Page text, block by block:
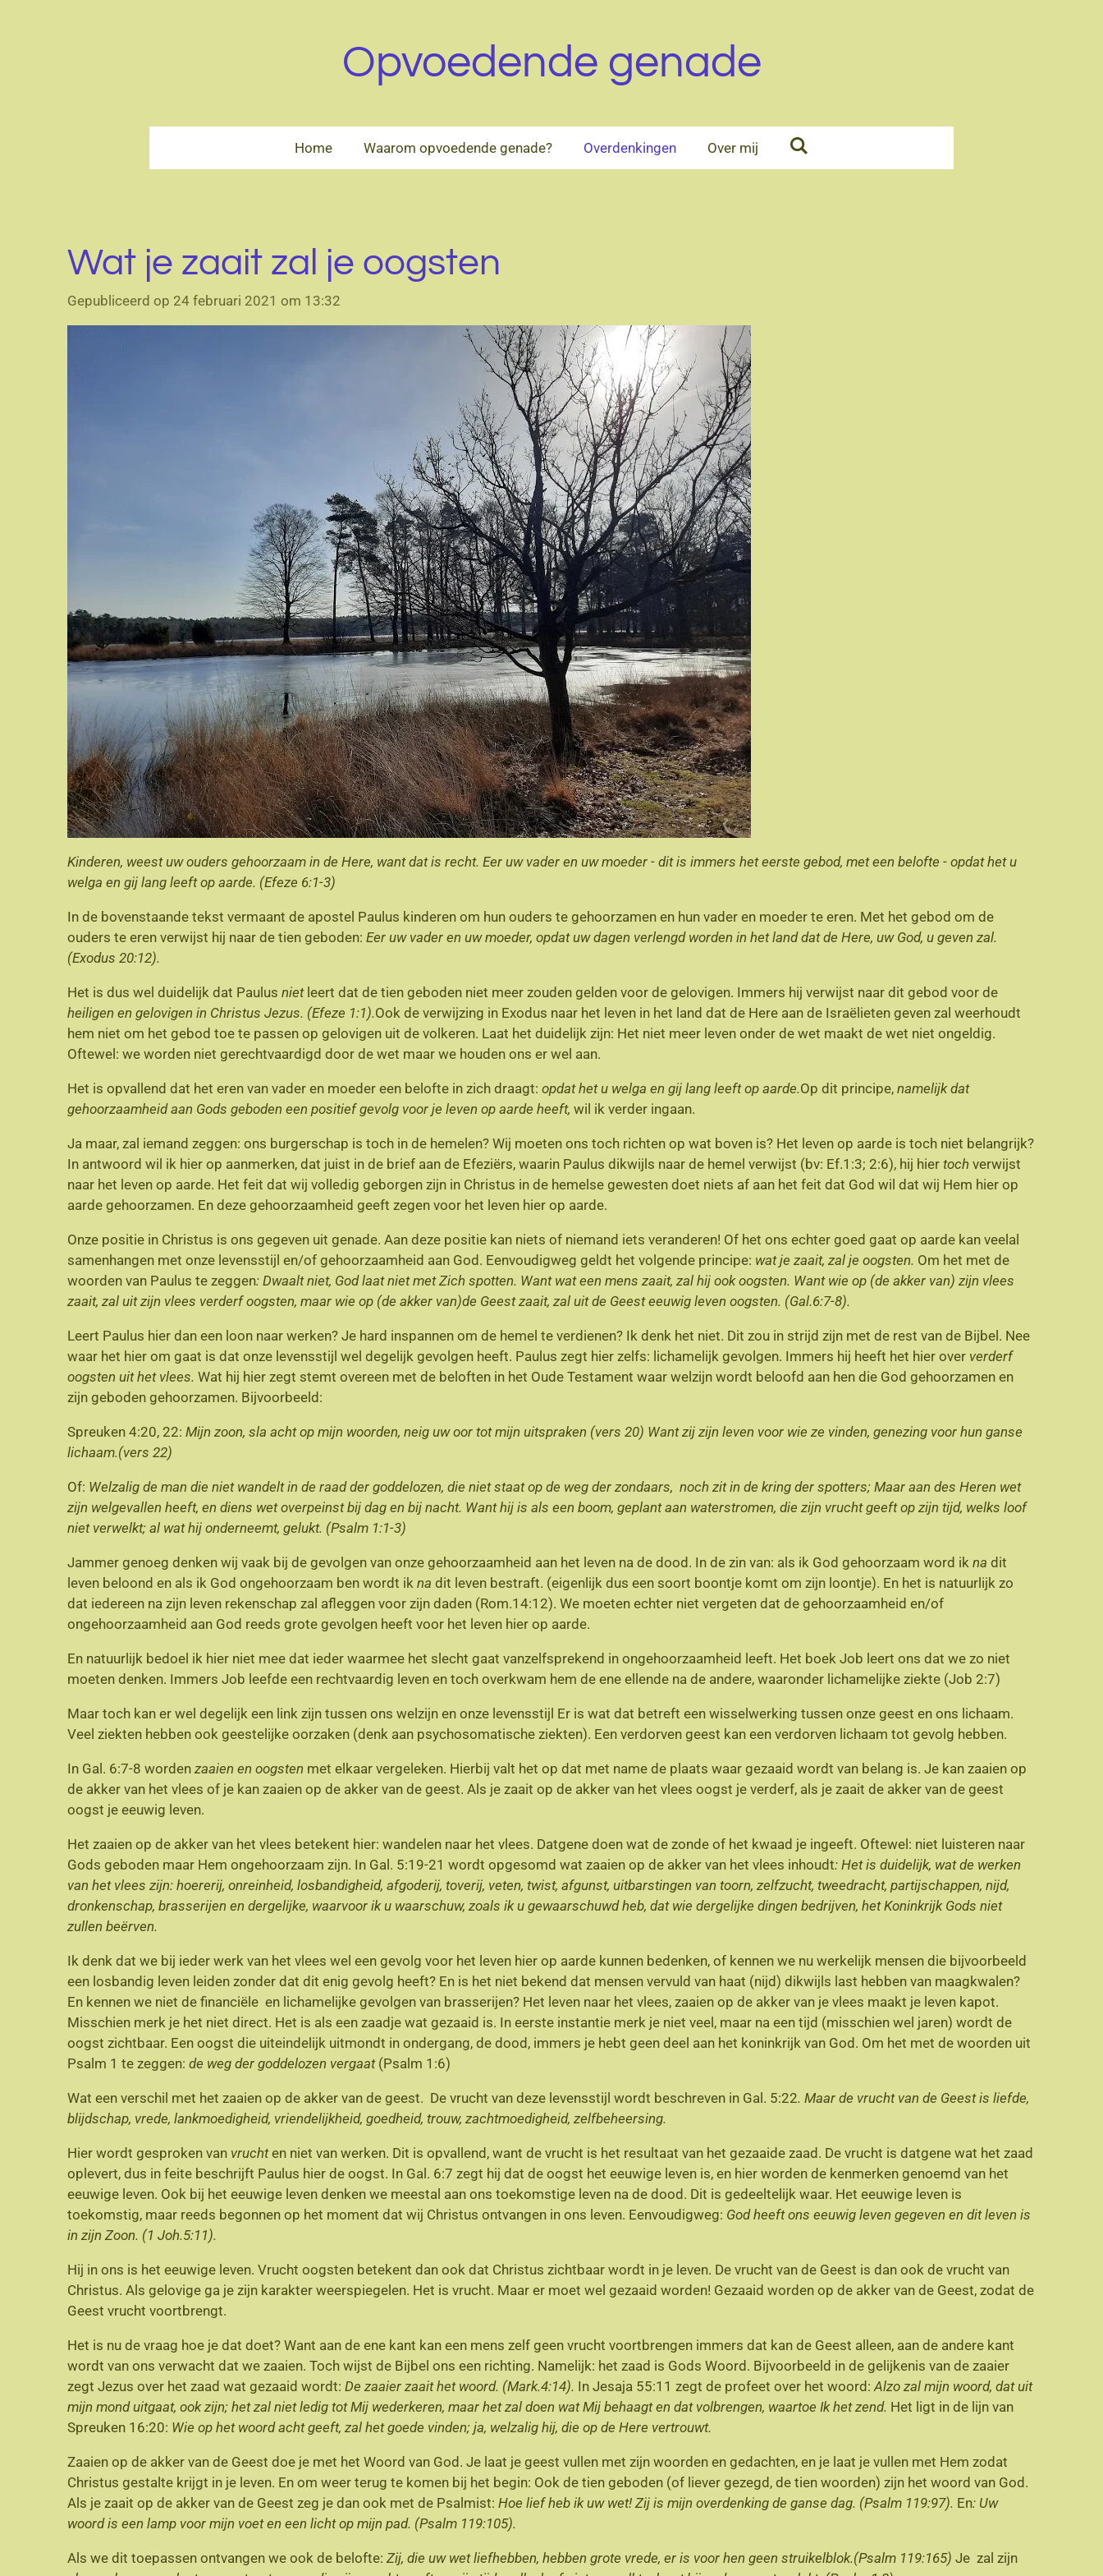
Opvoedende genade
Home Waarom opvoedende genade? Overdenkingen Over mij
Wat je zaait zal je oogsten
Gepubliceerd op 24 februari 2021 om 13:32
Kinderen, weest uw ouders gehoorzaam in de Here, want dat is recht. Eer uw vader en uw moeder - dit is immers het eerste gebod, met een belofte - opdat het u
welga en gij lang leeft op aarde. (Efeze 6:1-3)
In de bovenstaande tekst vermaant de apostel Paulus kinderen om hun ouders te gehoorzamen en hun vader en moeder te eren. Met het gebod om de
ouders te eren verwijst hij naar de tien geboden: Eer uw vader en uw moeder, opdat uw dagen verlengd worden in het land dat de Here, uw God, u geven zal.
(Exodus 20:12).
Het is dus wel duidelijk dat Paulus nietleert dat de tien geboden niet meer zouden gelden voor de gelovigen. Immers hij verwijst naar dit gebod voor de
heiligen en gelovigen in Christus Jezus. (Efeze 1:1).Ook de verwijzing in Exodus naar het leven in het land dat de Here aan de Israëlieten geven zal weerhoudt
hem niet om het gebod toe te passen op gelovigen uit de volkeren. Laat het duidelijk zijn: Het niet meer leven onder de wet maakt de wet niet ongeldig.
Oftewel: we worden niet gerechtvaardigd door de wet maar we houden ons er wel aan.
Het is opvallend dat het eren van vader en moeder een belofte in zich draagt: opdat het u welga en gij lang leeft op aarde.Op dit principe, namelijk dat
gehoorzaamheid aan Gods geboden een positief gevolg voor je leven op aarde heeft, wil ik verder ingaan.
Ja maar, zal iemand zeggen: ons burgerschap is toch in de hemelen? Wij moeten ons toch richten op wat boven is? Het leven op aarde is toch niet belangrijk?
In antwoord wil ik hier op aanmerken, dat juist in de brief aan de Efeziërs, waarin Paulus dikwijls naar de hemel verwijst (bv: Ef.1:3; 2:6), hij hier toch verwijst
naar het leven op aarde. Het feit dat wij volledig geborgen zijn in Christus in de hemelse gewesten doet niets af aan het feit dat God wil dat wij Hem hier op
aarde gehoorzamen. En deze gehoorzaamheid geeft zegen voor het leven hier op aarde.
Onze positie in Christus is ons gegeven uit genade. Aan deze positie kan niets of niemand iets veranderen! Of het ons echter goed gaat op aarde kan veelal
samenhangen met onze levensstijl en/of gehoorzaamheid aan God. Eenvoudigweg geldt het volgende principe: wat je zaait, zal je oogsten. Om het met de
woorden van Paulus te zeggen: Dwaalt niet, God laat niet met Zich spotten. Want wat een mens zaait, zal hij ook oogsten. Want wie op (de akker van) zijn vlees
zaait, zal uit zijn vlees verderf oogsten, maar wie op (de akker van)de Geest zaait, zal uit de Geest eeuwig leven oogsten. (Gal.6:7-8).
Leert Paulus hier dan een loon naar werken? Je hard inspannen om de hemel te verdienen? Ik denk het niet. Dit zou in strijd zijn met de rest van de Bijbel. Nee
waar het hier om gaat is dat onze levensstijl wel degelijk gevolgen heeft. Paulus zegt hier zelfs: lichamelijk gevolgen. Immers hij heeft het hier over verderf
oogsten uit het vlees. Wat hij hier zegt stemt overeen met de beloften in het Oude Testament waar welzijn wordt beloofd aan hen die God gehoorzamen en
zijn geboden gehoorzamen. Bijvoorbeeld:
Spreuken 4:20, 22: Mijn zoon, sla acht op mijn woorden, neig uw oor tot mijn uitspraken (vers 20) Want zij zijn leven voor wie ze vinden, genezing voor hun ganse
lichaam.(vers 22)
Of: Welzalig de man die niet wandelt in de raad der goddelozen, die niet staat op de weg der zondaars, noch zit in de kring der spotters; Maar aan des Heren wet
zijn welgevallen heeft, en diens wet overpeinst bij dag en bij nacht. Want hij is als een boom, geplant aan waterstromen, die zijn vrucht geeft op zijn tijd, welks loof
niet verwelkt; al wat hij onderneemt, gelukt. (Psalm 1:1-3)
Jammer genoeg denken wij vaak bij de gevolgen van onze gehoorzaamheid aan het leven na de dood. In de zin van: als ik God gehoorzaam word ik na dit
leven beloond en als ik God ongehoorzaam ben wordt ik na dit leven bestraft. (eigenlijk dus een soort boontje komt om zijn loontje). En het is natuurlijk zo
dat iedereen na zijn leven rekenschap zal afleggen voor zijn daden (Rom.14:12). We moeten echter niet vergeten dat de gehoorzaamheid en/of
ongehoorzaamheid aan God reeds grote gevolgen heeft voor het leven hier op aarde.
En natuurlijk bedoel ik hier niet mee dat ieder waarmee het slecht gaat vanzelfsprekend in ongehoorzaamheid leeft. Het boek Job leert ons dat we zo niet
moeten denken. Immers Job leefde een rechtvaardig leven en toch overkwam hem de ene ellende na de andere, waaronder lichamelijke ziekte (Job 2:7)
Maar toch kan er wel degelijk een link zijn tussen ons welzijn en onze levensstijl Er is wat dat betreft een wisselwerking tussen onze geest en ons lichaam.
Veel ziekten hebben ook geestelijke oorzaken (denk aan psychosomatische ziekten). Een verdorven geest kan een verdorven lichaam tot gevolg hebben.
In Gal. 6:7-8 worden zaaien en oogsten met elkaar vergeleken. Hierbij valt het op dat met name de plaats waar gezaaid wordt van belang is. Je kan zaaien op
de akker van het vlees of je kan zaaien op de akker van de geest. Als je zaait op de akker van het vlees oogst je verderf, als je zaait de akker van de geest
oogst je eeuwig leven.
Het zaaien op de akker van het vlees betekent hier: wandelen naar het vlees. Datgene doen wat de zonde of het kwaad je ingeeft. Oftewel: niet luisteren naar
Gods geboden maar Hem ongehoorzaam zijn. In Gal. 5:19-21 wordt opgesomd wat zaaien op de akker van het vlees inhoudt: Het is duidelijk, wat de werken
van het vlees zijn: hoererij, onreinheid, losbandigheid, afgoderij, toverij, veten, twist, afgunst, uitbarstingen van toorn, zelfzucht, tweedracht, partijschappen, nijd,
dronkenschap, brasserijen en dergelijke, waarvoor ik u waarschuw, zoals ik u gewaarschuwd heb, dat wie dergelijke dingen bedrijven, het Koninkrijk Gods niet
zullen beërven.
Ik denk dat we bij ieder werk van het vlees wel een gevolg voor het leven hier op aarde kunnen bedenken, of kennen we nu werkelijk mensen die bijvoorbeeld
een losbandig leven leiden zonder dat dit enig gevolg heeft? En is het niet bekend dat mensen vervuld van haat (nijd) dikwijls last hebben van maagkwalen?
En kennen we niet de financiële en lichamelijke gevolgen van brasserijen? Het leven naar het vlees, zaaien op de akker van je vlees maakt je leven kapot.
Misschien merk je het niet direct. Het is als een zaadje wat gezaaid is. In eerste instantie merk je niet veel, maar na een tijd (misschien wel jaren) wordt de
oogst zichtbaar. Een oogst die uiteindelijk uitmondt in ondergang, de dood, immers je hebt geen deel aan het koninkrijk van God. Om het met de woorden uit
Psalm 1 te zeggen: de weg der goddelozen vergaat(Psalm 1:6)
Wat een verschil met het zaaien op de akker van de geest. De vrucht van deze levensstijl wordt beschreven in Gal. 5:22. Maar de vrucht van de Geest is liefde,
blijdschap, vrede, lankmoedigheid, vriendelijkheid, goedheid, trouw, zachtmoedigheid, zelfbeheersing.
Hier wordt gesproken van vruchten niet van werken. Dit is opvallend, want de vrucht is het resultaat van het gezaaide zaad. De vrucht is datgene wat het zaad
oplevert, dus in feite beschrijft Paulus hier de oogst. In Gal. 6:7 zegt hij dat de oogst het eeuwige leven is, en hier worden de kenmerken genoemd van het
eeuwige leven. Ook bij het eeuwige leven denken we meestal aan ons toekomstige leven na de dood. Dit is gedeeltelijk waar. Het eeuwige leven is
toekomstig, maar reeds begonnen op het moment dat wij Christus ontvangen in ons leven. Eenvoudigweg: God heeft ons eeuwig leven gegeven en dit leven is
in zijn Zoon. (1 Joh.5:11).
Hij in ons is het eeuwige leven. Vrucht oogsten betekent dan ook dat Christus zichtbaar wordt in je leven. De vrucht van de Geest is dan ook de vrucht van
Christus. Als gelovige ga je zijn karakter weerspiegelen. Het is vrucht. Maar er moet wel gezaaid worden! Gezaaid worden op de akker van de Geest, zodat de
Geest vrucht voortbrengt.
Het is nu de vraag hoe je dat doet? Want aan de ene kant kan een mens zelf geen vrucht voortbrengen immers dat kan de Geest alleen, aan de andere kant
wordt van ons verwacht dat we zaaien. Toch wijst de Bijbel ons een richting. Namelijk: het zaad is Gods Woord. Bijvoorbeeld in de gelijkenis van de zaaier
zegt Jezus over het zaad wat gezaaid wordt: De zaaier zaait het woord. (Mark.4:14). In Jesaja 55:11 zegt de profeet over het woord:Alzo zal mijn woord, dat uit
mijn mond uitgaat, ook zijn; het zal niet ledig tot Mij wederkeren, maar het zal doen wat Mij behaagt en dat volbrengen, waartoe Ik het zend. Het ligt in de lijn van
Spreuken 16:20: Wie op het woord acht geeft, zal het goede vinden; ja, welzalig hij, die op de Here vertrouwt.
Zaaien op de akker van de Geest doe je met het Woord van God. Je laat je geest vullen met zijn woorden en gedachten, en je laat je vullen met Hem zodat
Christus gestalte krijgt in je leven. En om weer terug te komen bij het begin: Ook de tien geboden (of liever gezegd, de tien woorden) zijn het woord van God.
Als je zaait op de akker van de Geest zeg je dan ook met de Psalmist: Hoe lief heb ik uw wet! Zij is mijn overdenking de ganse dag. (Psalm 119:97). En: Uw
woord is een lamp voor mijn voet en een licht op mijn pad. (Psalm 119:105).
Als we dit toepassen ontvangen we ook de belofte: Zij, die uw wet liefhebben, hebben grote vrede, er is voor hen geen struikelblok.(Psalm 119:165) Je zal zijn